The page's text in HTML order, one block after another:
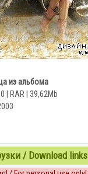
из альбома
| RAR | 39,62Mb
/ Download links